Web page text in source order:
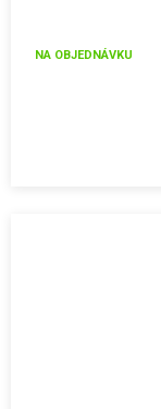
NA OBJEDNÁVKU